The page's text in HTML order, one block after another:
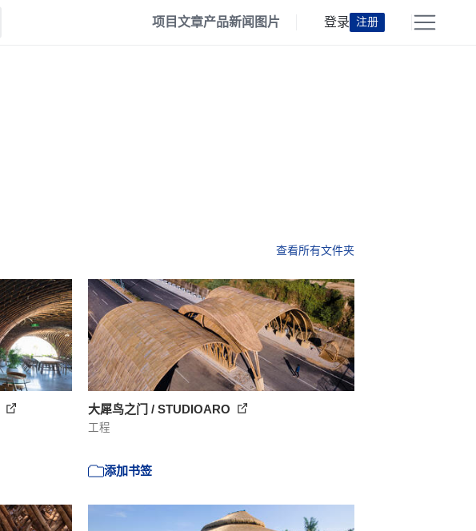
项目文章产品新闻 图片 登录 注册
查看所有文件夹
大犀鸟之门 / STUDIOARO
工程
添加书签